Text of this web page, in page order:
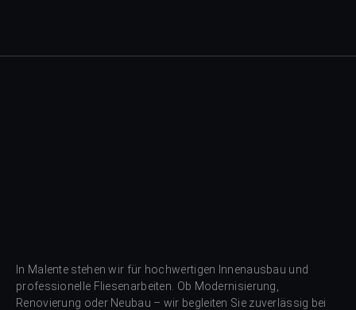
In Malente stehen wir für hochwertigen Innenausbau und
professionelle Fliesenarbeiten. Ob Modernisierung,
Renovierung oder Neubau – wir begleiten Sie zuverlässig bei